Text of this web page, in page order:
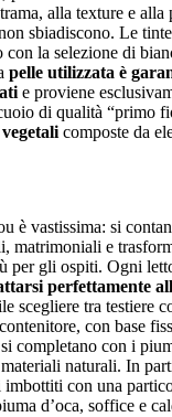
alla texture e alla
sbiadiscono. Le
con la selezione di
pelle utilizzata è
e proviene
di qualità “primo
composte da
è vastissima: si
matrimoniali e
per gli ospiti. Ogni
perfettamente
scegliere tra testiere
con base
completano con i
naturali. In
con una
d’oca, soffice e